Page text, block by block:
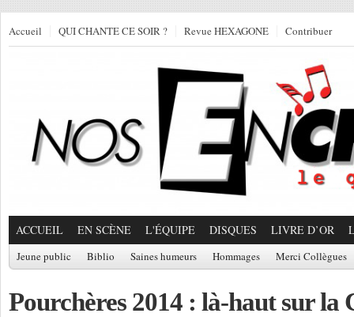
Accueil QUI CHANTE CE SOIR ? Revue HEXAGONE Contribuer
ACCUEIL EN SCÈNE L'ÉQUIPE DISQUES LIVRE D’OR
Jeune public Biblio Saines humeurs Hommages Merci Collègues
Pourchères 2014 : là-haut sur la